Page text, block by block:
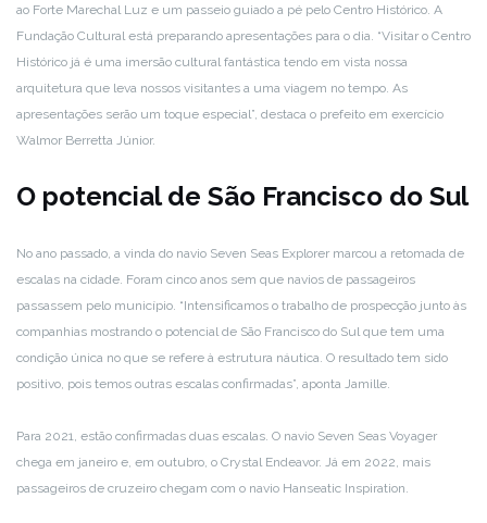
ao Forte Marechal Luz e um passeio guiado a pé pelo Centro Histórico. A
Fundação Cultural está preparando apresentações para o dia. “Visitar o Centro
Histórico já é uma imersão cultural fantástica tendo em vista nossa
arquitetura que leva nossos visitantes a uma viagem no tempo. As
apresentações serão um toque especial”, destaca o prefeito em exercício
Walmor Berretta Júnior.
O potencial de São Francisco do Sul
No ano passado, a vinda do navio Seven Seas Explorer marcou a retomada de
escalas na cidade. Foram cinco anos sem que navios de passageiros
passassem pelo município. “Intensificamos o trabalho de prospecção junto às
companhias mostrando o potencial de São Francisco do Sul que tem uma
condição única no que se refere à estrutura náutica. O resultado tem sido
positivo, pois temos outras escalas confirmadas”, aponta Jamille.
Para 2021, estão confirmadas duas escalas. O navio Seven Seas Voyager
chega em janeiro e, em outubro, o Crystal Endeavor. Já em 2022, mais
passageiros de cruzeiro chegam com o navio Hanseatic Inspiration.